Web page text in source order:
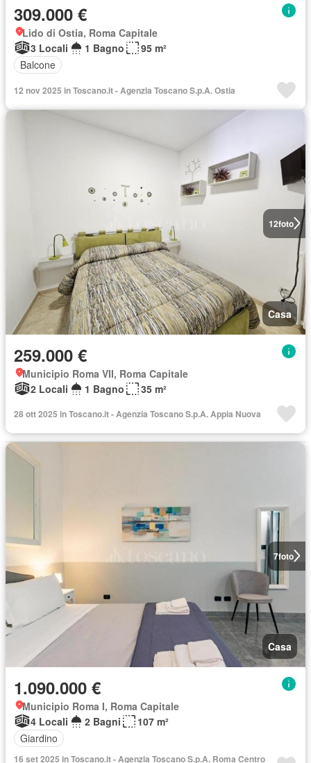
309.000 €
Lido di Ostia, Roma Capitale
3 Locali
1 Bagno
95 m²
Balcone
12 nov 2025 in Toscano.it - Agenzia Toscano S.p.A. Ostia
12foto
Casa
259.000 €
Municipio Roma VII, Roma Capitale
2 Locali
1 Bagno 35 m²
28 ott 2025 in Toscano.it - Agenzia Toscano S.p.A. Appia Nuova
7foto
Casa
1.090.000 €
Municipio Roma I, Roma Capitale
4 Locali
2 Bagni
107 m²
Giardino
16 set 2025 in Toscano.it - Agenzia Toscano S.p.A. Roma Centro